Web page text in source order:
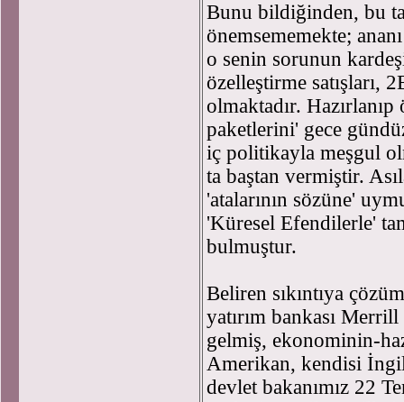
Bunu bildiğinden, bu
önemsememekte;
o senin sorunun
özelleştirme satışları,
olmaktadır.
paketlerini' gece
iç politikayla meşgul
ta baştan vermiştir.
'atalarının sözüne'
'Küresel Efendilerle'
bulmuştur.
Beliren sıkıntıya
yatırım bankası
gelmiş, ekonominin-
Amerikan, kendisi
devlet bakanımız 22